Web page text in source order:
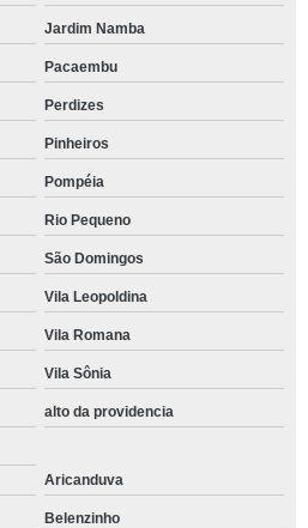
Jardim Namba
Pacaembu
Perdizes
Pinheiros
Pompéia
Rio Pequeno
São Domingos
Vila Leopoldina
Vila Romana
Vila Sônia
alto da providencia
Aricanduva
Belenzinho